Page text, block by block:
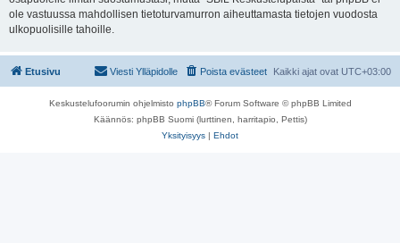
ole vastuussa mahdollisen tietoturvamurron aiheuttamasta tietojen vuodosta
ulkopuolisille tahoille.
Etusivu Kaikki ajat ovat UTC+03:00
Poista evästeet
Viesti Ylläpidolle
Keskustelufoorumin ohjelmisto phpBB® Forum Software © phpBB Limited
Käännös: phpBB Suomi (lurttinen, harritapio, Pettis)
Yksityisyys | Ehdot